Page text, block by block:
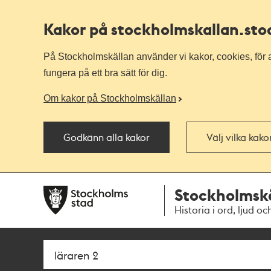
Kakor på stockholmskallan
På Stockholmskällan använder vi kakor, cookies,
fungera på ett bra sätt för dig.
Om kakor på Stockholmskällan
Godkänn alla kakor Välj vilka
navigationen
huvudinnehållet
Historia i ord, ljud
Sök